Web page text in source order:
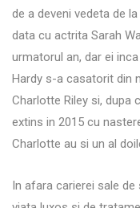
de a deveni vedeta de
data cu actrita Sarah
urmatorul an, dar ei
Hardy s-a casatorit din
Charlotte Riley si, dupa
extins in 2015 cu
Charlotte au si un al
In afara carierei sale